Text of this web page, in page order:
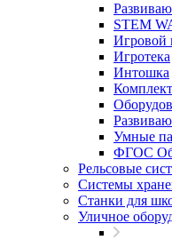
STEM
Игровой
Игротека
Интошка
Умные
ФГОС
Рельсовые
Системы
Станки для
Уличное